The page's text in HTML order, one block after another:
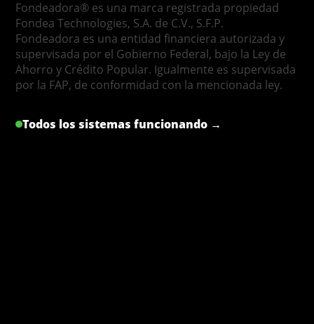
Fondeadora® es una marca registrada propiedad
Fondea Technologies, S.A. de C.V., S.F.P.
Fondeadora es una entidad financiera autorizada y
supervisada por el Gobierno Federal, bajo la Ley de
Ahorro y Crédito Popular. Igualmente es supervisada
por la FAP, de conformidad con la mencionada ley.
Todos los sistemas funcionando →